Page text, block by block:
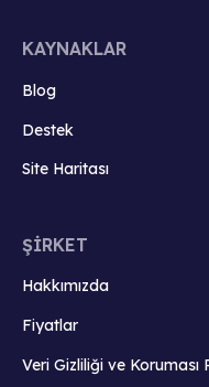
KAYNAKLAR
Blog
Destek
Site Haritası
ŞİRKET
Hakkımızda
Fiyatlar
Veri Gizliliği ve Koruması